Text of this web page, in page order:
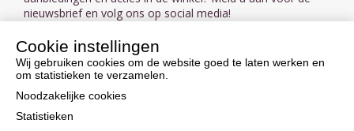
nieuwsbrief en volg ons op social media!
Aanmelden nieuwsbrief
VOLG ONS OP SOCIAL MEDIA
Cookie instellingen
Wij gebruiken cookies om de website goed te laten werken en
om statistieken te verzamelen.
Noodzakelijke cookies
Statistieken